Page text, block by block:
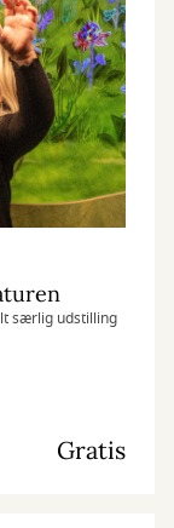
særlig udstilling
Gratis